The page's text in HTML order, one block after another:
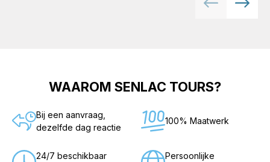
WAAROM SENLAC TOURS?
Bij een aanvraag,
dezelfde dag reactie
100% Maatwerk
24/7 beschikbaar
Persoonlijke